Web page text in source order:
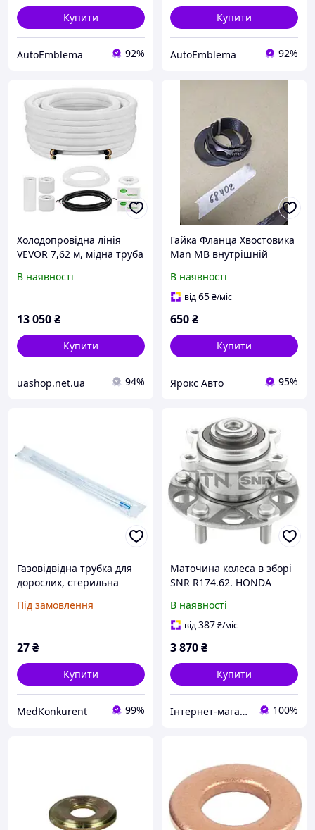
Купити
AutoEmblema 92%
Купити
AutoEmblema 92%
Холодопровідна лінія
VEVOR 7,62 м, мідна труба
та 15,9 мм, змійовик з
В наявності
13 050₴
Купити
uashop.net.ua 94%
Гайка Фланца Хвостовика
Man MB внутрішній
62 мм від внутрішнього
краю різі висота гайки 30
В наявності
від65₴/міс
650₴
Купити
Ярокс Авто 95%
Газовідвідна трубка для
дорослих, стерильна
мм, зовнішній - 8.0 мм),
Під замовлення
27₴
Купити
MedKonkurent 99%
Маточина колеса в зборі
SNR R174.62. HONDA
VII Tourer (CM, CN). Зовн.
діаметр 139 мм
В наявності
від387₴/міс
3 870₴
Купити
Інтернет-магазин автозапчастин "StarGo" 100%